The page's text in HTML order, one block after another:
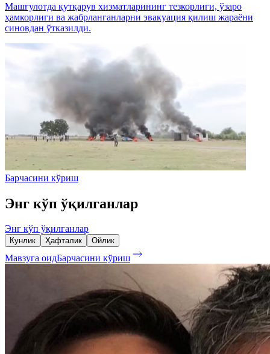
Машғулотда қутқарув хизматларининг тезкорлиги, ўзаро
ҳамкорлиги ва жабрланганларни эвакуация қилиш жараёни
синовдан ўтказилди.
Барчасини кўриш
Энг кўп ўқилганлар
Энг кўп ўқилганлар
Кунлик Ҳафталик Ойлик
Мавзуга оидБарчасини кўриш